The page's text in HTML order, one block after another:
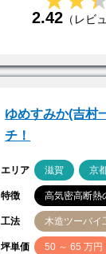
2.42（レビ
ゆめすみか(吉村
チ！
エリア 滋賀 京
特徴 高気密高断熱
工法 木造ツーバイ
坪単価 50 ～ 65 万円